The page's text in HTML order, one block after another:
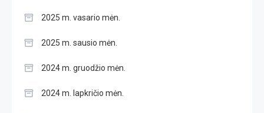
2025 m. vasario mėn.
2025 m. sausio mėn.
2024 m. gruodžio mėn.
2024 m. lapkričio mėn.